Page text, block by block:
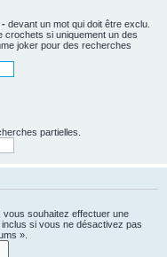
- devant un mot qui doit être exclu.
crochets si uniquement un des
joker pour des recherches
partielles.
souhaitez effectuer une
si vous ne désactivez pas
».